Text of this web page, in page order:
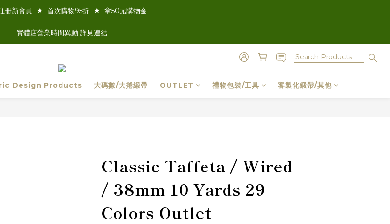
冊新會員  ★  首次購物95折  ★  拿50元購物金
實體店營業時間異動 詳見連結
Design Products 大碼數/大捲緞帶 OUTLET 禮物包裝/工具 客製化緞帶/其他
Classic Taffeta / Wired
/ 38mm 10 Yards 29
Colors Outlet